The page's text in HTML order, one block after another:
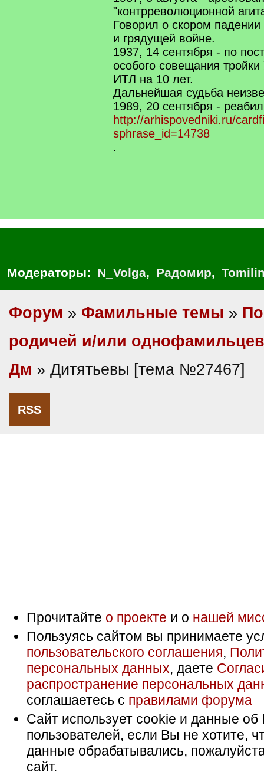
"контрреволюционной
Говорил о скором падении
и грядущей войне.
1937, 14 сентября - по
особого совещания
ИТЛ на 10 лет.
Дальнейшая судьба
1989, 20 сентября -
http://arhispovedniki.ru/
sphrase_id=14738
.
Модераторы: N_Volga, Радомир,
Форум » Фамильные темы »
родичей и/или однофамильцев
Дм » Дитятьевы [тема №27467]
RSS
Прочитайте о проекте и о нашей
Пользуясь сайтом вы принимаете
пользовательского соглашения,
персональных данных, даете
распространение персональных
соглашаетесь с правилами форума
Сайт использует cookie и данные об
пользователей, если Вы не хотите,
данные обрабатывались,
сайт.